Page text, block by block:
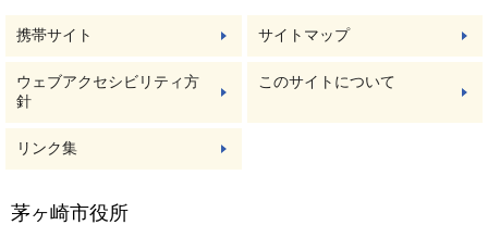
携帯サイト サイトマップ
ウェブアクセシビリティ方
針
このサイトについて
リンク集
茅ヶ崎市役所